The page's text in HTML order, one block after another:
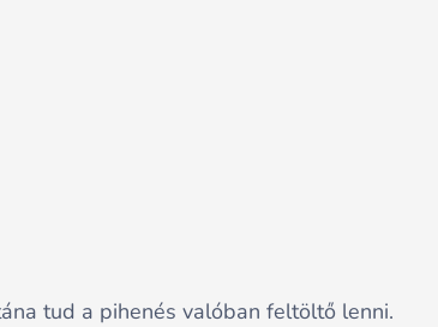
tud a pihenés valóban feltöltő lenni.